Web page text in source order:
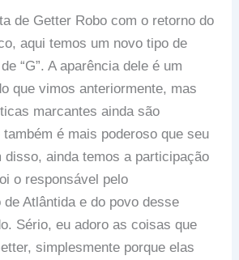
de Getter Robo com o retorno do
aqui temos um novo tipo de
“G”. A aparência dele é um
que vimos anteriormente, mas
marcantes ainda são
é mais poderoso que seu
disso, ainda temos a participação
o responsável pelo
Atlântida e do povo desse
Sério, eu adoro as coisas que
simplesmente porque elas